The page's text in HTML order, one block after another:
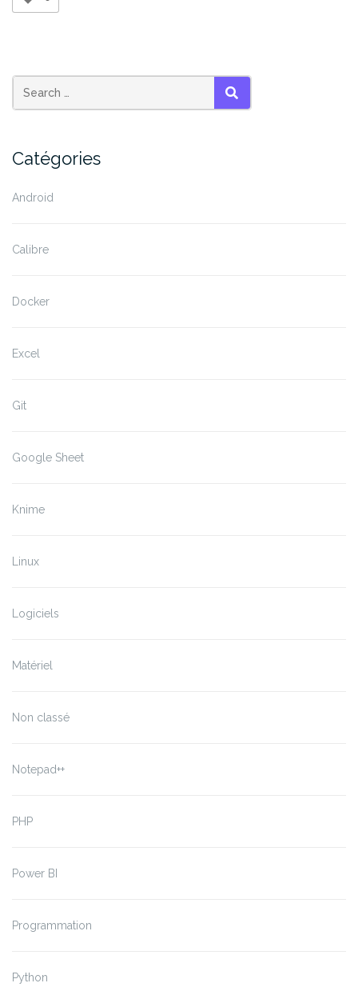
SEARCH
Catégories
Android
Calibre
Docker
Excel
Git
Google Sheet
Knime
Linux
Logiciels
Matériel
Non classé
Notepad++
PHP
Power BI
Programmation
Python